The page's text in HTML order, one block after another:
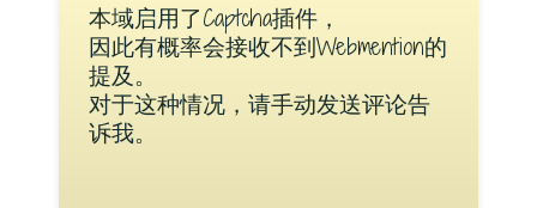
本域启用了Captcha插件，
因此有概率会接收不到Webmention的
提及。
对于这种情况，请手动发送评论告
诉我。